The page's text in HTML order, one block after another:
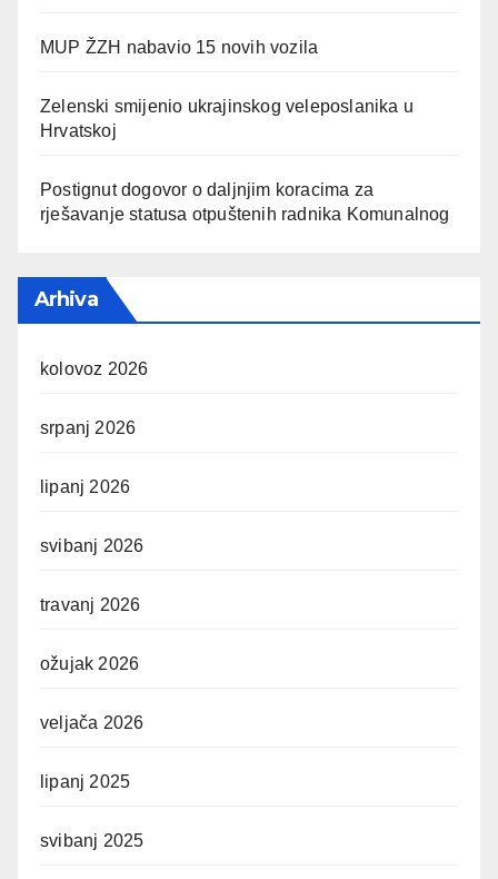
MUP ŽZH nabavio 15 novih vozila
Zelenski smijenio ukrajinskog veleposlanika u
Hrvatskoj
Postignut dogovor o daljnjim koracima za
rješavanje statusa otpuštenih radnika Komunalnog
Arhiva
kolovoz 2026
srpanj 2026
lipanj 2026
svibanj 2026
travanj 2026
ožujak 2026
veljača 2026
lipanj 2025
svibanj 2025